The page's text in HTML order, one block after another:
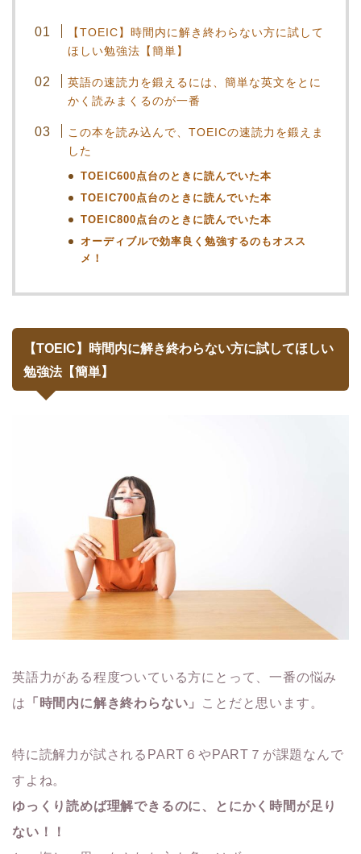
【TOEIC】時間内に解き終わらない方に試して
ほしい勉強法【簡単】
英語の速読力を鍛えるには、簡単な英文をとに
かく読みまくるのが一番
この本を読み込んで、TOEICの速読力を鍛えま
した
TOEIC600点台のときに読んでいた本
TOEIC700点台のときに読んでいた本
TOEIC800点台のときに読んでいた本
オーディブルで効率良く勉強するのもオスス
メ！
【TOEIC】時間内に解き終わらない方に試してほしい
勉強法【簡単】
英語力がある程度ついている方にとって、一番の悩み
は
「時間内に解き終わらない」 ことだと思います。
特に読解力が試されるPART６やPART７が課題なんで
すよね。
ゆっくり読めば理解できるのに、とにかく時間が足り
ない！！